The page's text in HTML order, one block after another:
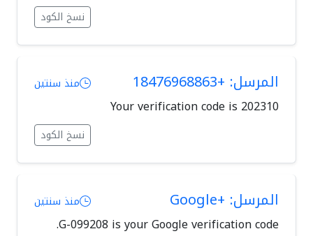
نسخ الكود
المرسل: +18476968863 منذ سنتين
Your verification code is 202310
نسخ الكود
المرسل: +Google منذ سنتين
G-099208 is your Google verification code.